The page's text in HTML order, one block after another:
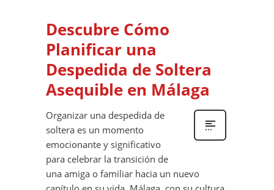
Descubre Cómo
Planificar una
Despedida de Soltera
Asequible en Málaga
Organizar una despedida de
soltera es un momento
emocionante y significativo
para celebrar la transición de
una amiga o familiar hacia un nuevo